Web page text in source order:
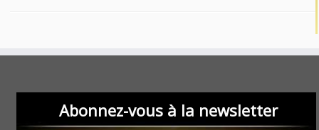
Abonnez-vous à la newsletter